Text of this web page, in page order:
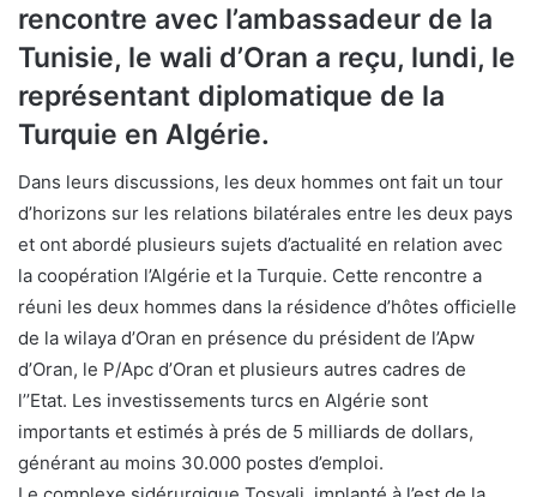
rencontre avec l’ambassadeur de la
Tunisie, le wali d’Oran a reçu, lundi, le
représentant diplomatique de la
Turquie en Algérie.
Dans leurs discussions, les deux hommes ont fait un tour
d’horizons sur les relations bilatérales entre les deux pays
et ont abordé plusieurs sujets d’actualité en relation avec
la coopération l’Algérie et la Turquie. Cette rencontre a
réuni les deux hommes dans la résidence d’hôtes officielle
de la wilaya d’Oran en présence du président de l’Apw
d’Oran, le P/Apc d’Oran et plusieurs autres cadres de
l’’Etat. Les investissements turcs en Algérie sont
importants et estimés à prés de 5 milliards de dollars,
générant au moins 30.000 postes d’emploi.